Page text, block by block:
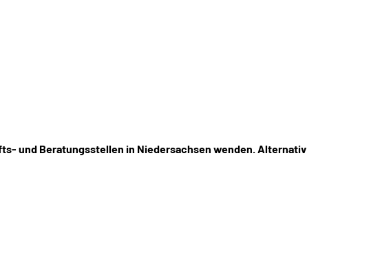
und Beratungsstellen in Niedersachsen wenden. Alternativ